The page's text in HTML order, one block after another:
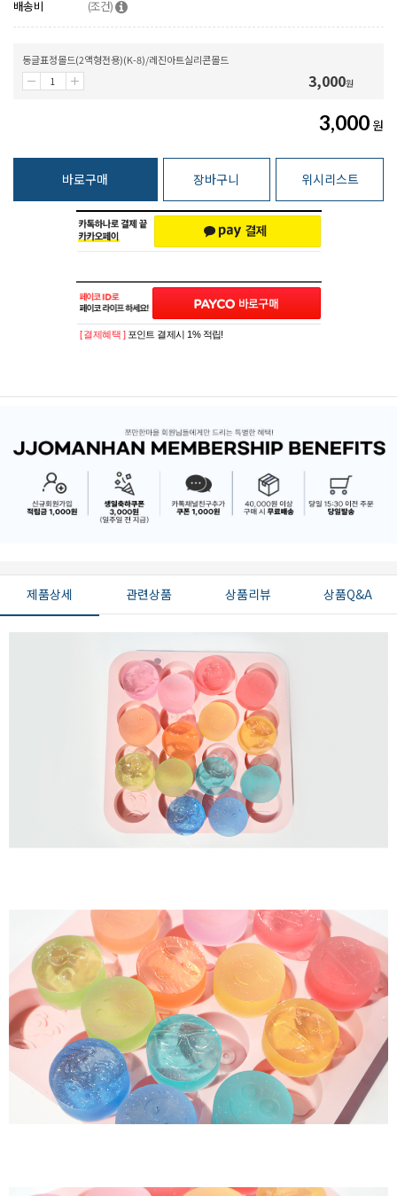
배송비
(조건)
동글표정몰드(2액형전용)(K-8)/레진아트실리콘몰드
3,000원
3,000 원
바로구매 장바구니 위시리스트
페이코 ID로 페
PAYCO 바로구매
[ 결제혜택 ] 포인트 결제시 1% 적립!
제품상세 관련상품 상품리뷰 상품Q&A